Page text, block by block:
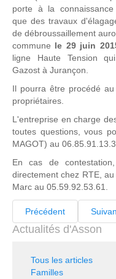
porte à la
que des travaux
de débroussaillement
commune le 29 juin
ligne Haute Tension
Gazost à Jurançon.
Il pourra être procédé
propriétaires.
L'entreprise en charge
toutes questions, vous
MAGOT) au
En cas de
directement chez RTE,
Marc au 05.59.92.53.61.
Précédent
Actualités d'Asson
Tous les articles
Familles